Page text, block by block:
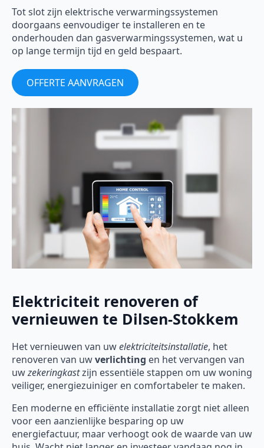
Tot slot zijn elektrische verwarmingssystemen
doorgaans eenvoudiger te installeren en te
onderhouden dan gasverwarmingssystemen, wat u
op lange termijn tijd en geld bespaart.
OFFERTE AANVRAGEN
Elektriciteit renoveren of
vernieuwen te Dilsen-Stokkem
Het vernieuwen van uwelektriciteitsinstallatie, het
renoveren van uwverlichting en het vervangen van
uwzekeringkastzijn essentiële stappen om uw woning
veiliger, energiezuiniger en comfortabeler te maken.
Een moderne en efficiënte installatie zorgt niet alleen
voor een aanzienlijke besparing op uw
energiefactuur, maar verhoogt ook de waarde van uw